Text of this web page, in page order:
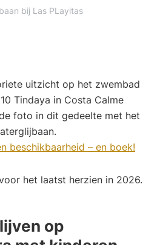
bij Las PLayitas
uitzicht op het zwembad
Tindaya in Costa Calme
foto in dit gedeelte met het
beschikbaarheid – en boek!
het laatst herzien in 2026.
op